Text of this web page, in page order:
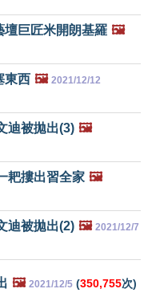
壇巨匠米開朗基羅 🖼️
東西 🖼️ 2021/12/12
迪被拋出(3) 🖼️
耙摟出習全家 🖼️
迪被拋出(2) 🖼️ 2021/12/7
🖼️ 2021/12/5 (350,755次)